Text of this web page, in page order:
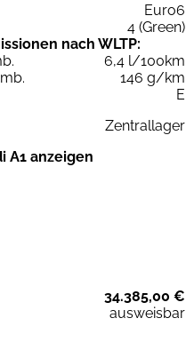
Euro6
4 (Green)
nach WLTP:
6,4 l/100km
146 g/km
E
Zentrallager
A1 anzeigen
34.385,00 €
ausweisbar